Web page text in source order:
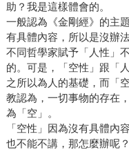
助？我是這樣體會的。
一般認為《金剛經》的主
有具體內容，所以是沒辦
不同哲學家賦予「人性」
的。可是，「空性」跟「
之所以為人的基礎，而「
教認為，一切事物的存在
為「空」。
「空性」因為沒有具體內
也不能不講，那怎麼辦呢